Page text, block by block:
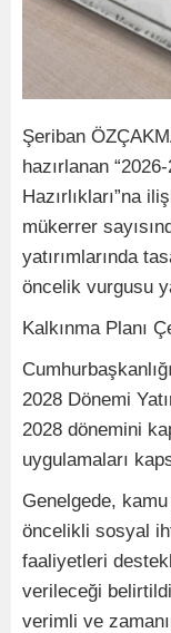
Şeriban
hazırlanan
Hazırlıkları”na
mükerrer
yatırımlarında
öncelik vurgusu
Kalkınma Planı
2028 Dönemi
2028 dönemini
uygulamaları
Genelgede, kamu
öncelikli sosyal
faaliyetleri
verileceği
verimli ve